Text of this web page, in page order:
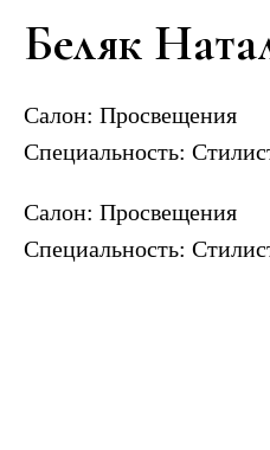
Беляк
Салон: Просвещения
Специальность:
Салон: Просвещения
Специальность: